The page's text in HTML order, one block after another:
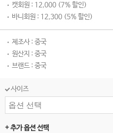
캣회원 : 12,000 (7% 할인)
바니회원 : 12,300 (5% 할인)
제조사 : 중국
원산지 : 중국
브랜드 : 중국
사이즈
+ 추가 옵션 선택